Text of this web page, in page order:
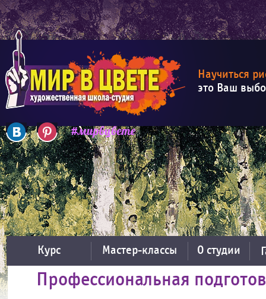
Научиться
это Ваш
Курс Мастер-классы О студии
Профессиональная